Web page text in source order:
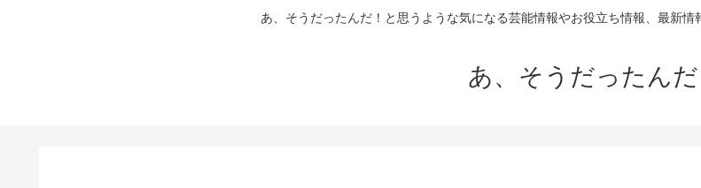
あ、そうだったんだ！と思うような気になる芸能情報やお役立ち情報、最新情
あ、そうだったんだ